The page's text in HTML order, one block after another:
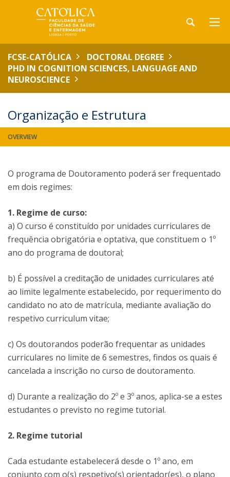
FCSE-CATÓLICA
DOCTORAL DEGREE
PHD IN COGNITION SCIENCES, LANGUAGE AND
NEUROSCIENCE
Organização e Estrutura
OVERVIEW
O programa de Doutoramento poderá ser frequentado
em dois regimes:
1. Regime de curso:
a) O curso é constituído por unidades curriculares de
frequência obrigatória e optativa, que constituem o 1º
ano do programa de doutoral;
b) É possível a creditação de unidades curriculares até
ao limite legalmente estabelecido, por requerimento do
candidato no ato de matrícula, mediante avaliação do
respetivo curriculum vitae;
c) Os doutorandos poderão frequentar as unidades
curriculares no limite de 6 semestres, findos os quais é
cancelada a inscrição no curso de doutoramento.
d) Durante a realização do 2º e 3º anos, aplica-se a estes
estudantes o previsto no regime tutorial.
2. Regime tutorial
Cada estudante estabelecerá desde o 1º ano, em
conjunto com o(s) respetivo(s) orientador(es), o plano